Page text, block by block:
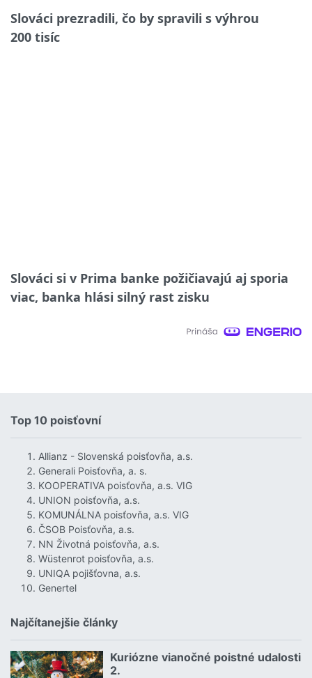
Slováci prezradili, čo by spravili s výhrou
200 tisíc
Slováci si v Prima banke požičiavajú aj sporia
viac, banka hlási silný rast zisku
Top 10 poisťovní
Allianz - Slovenská poisťovňa, a.s.
Generali Poisťovňa, a. s.
KOOPERATIVA poisťovňa, a.s. VIG
UNION poisťovňa, a.s.
KOMUNÁLNA poisťovňa, a.s. VIG
ČSOB Poisťovňa, a.s.
NN Životná poisťovňa, a.s.
Wüstenrot poisťovňa, a.s.
UNIQA pojišťovna, a.s.
Genertel
Najčítanejšie články
Kuriózne vianočné poistné udalosti
2.
18.12.2024 | | redakcia